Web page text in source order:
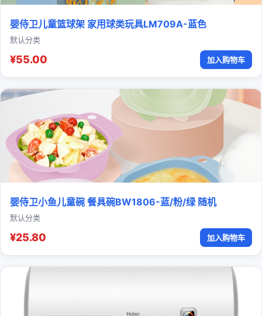
婴侍卫儿童篮球架 家用球类玩具LM709A-蓝色
默认分类
¥55.00 加入购物车
婴侍卫小鱼儿童碗 餐具碗BW1806-蓝/粉/绿 随机
默认分类
¥25.80 加入购物车